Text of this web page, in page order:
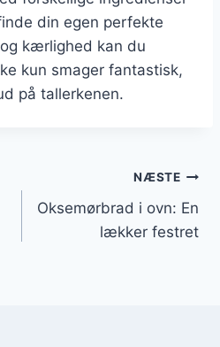
din egen perfekte
kærlighed kan du
kun smager fantastisk,
på tallerkenen.
NÆSTE
Oksemørbrad i ovn: En
lækker festret